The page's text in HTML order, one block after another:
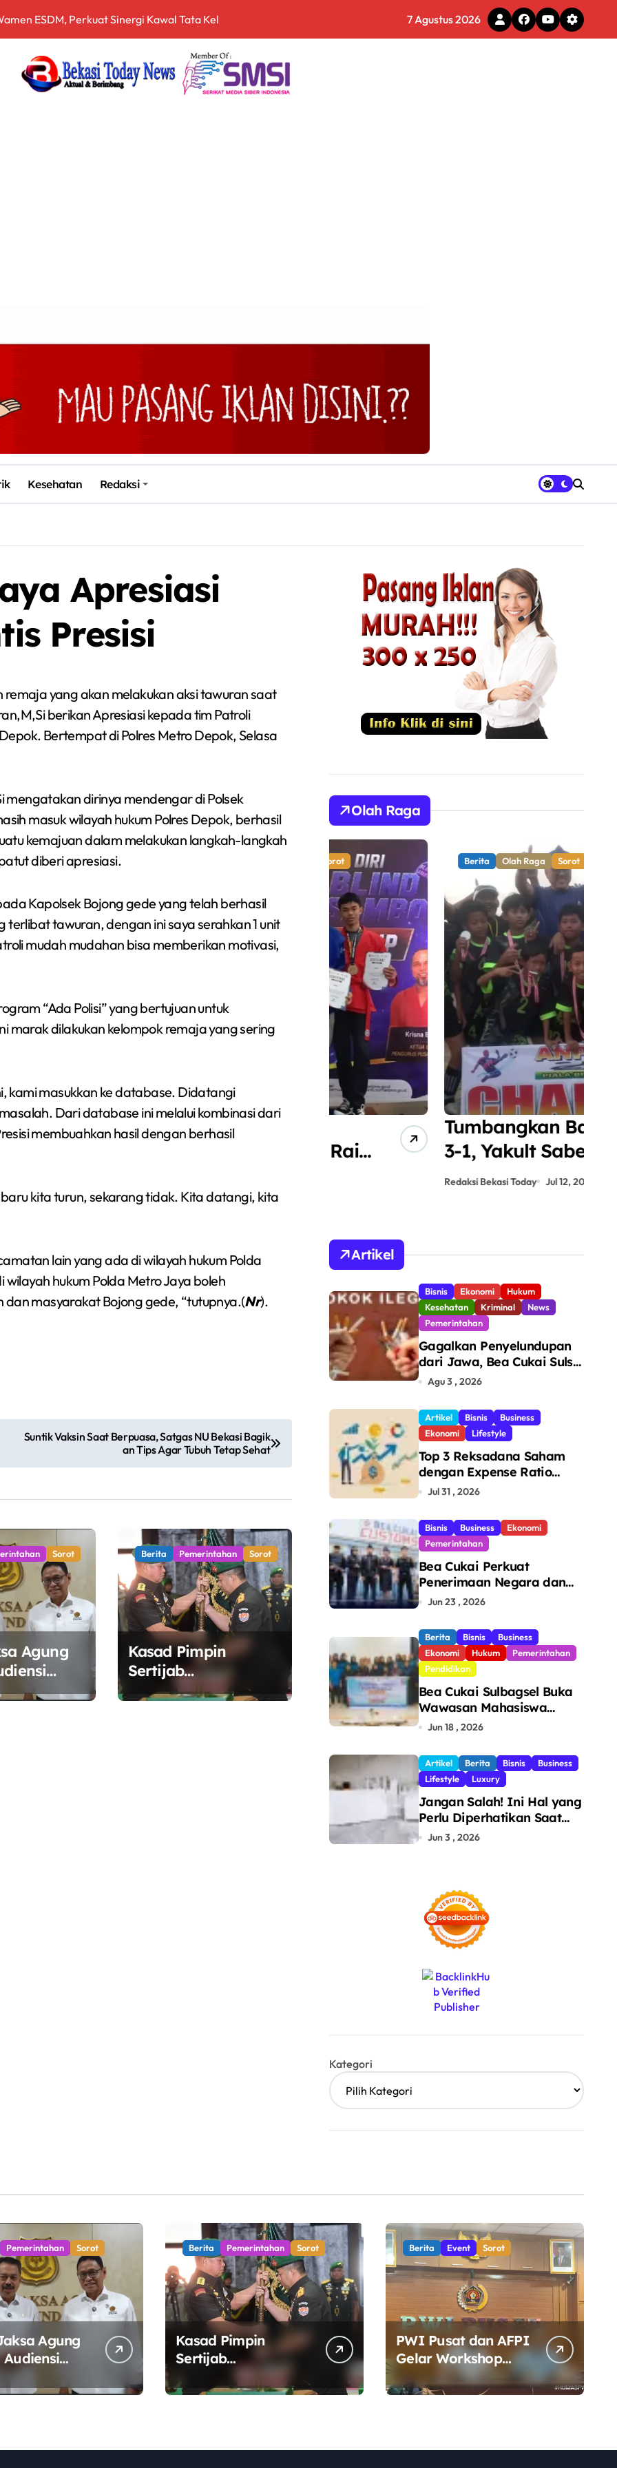
Dansecapaad, Tegaskan Penguatan Organisasi TNI AD yang Adaptif dan Profesional
Dinilai Harus Diusut Lewat Pendekatan TPPU Secara Menyeluruh
7 Agustus 2026
Kesehatan Redaksi
Apresiasi
Presisi
yang akan melakukan aksi tawuran saat
berikan Apresiasi kepada tim Patroli
Bertempat di Polres Metro Depok, Selasa
mengatakan dirinya mendengar di Polsek
masuk wilayah hukum Polres Depok, berhasil
kemajuan dalam melakukan langkah-langkah
diberi apresiasi.
Kapolsek Bojong gede yang telah berhasil
tawuran, dengan ini saya serahkan 1 unit
mudah mudahan bisa memberikan motivasi,
“Ada Polisi” yang bertujuan untuk
dilakukan kelompok remaja yang sering
kami masukkan ke database. Didatangi
Dari database ini melalui kombinasi dari
membuahkan hasil dengan berhasil
kita turun, sekarang tidak. Kita datangi, kita
lain yang ada di wilayah hukum Polda
hukum Polda Metro Jaya boleh
masyarakat Bojong gede, “tutupnya.(Nr).
Suntik Vaksin Saat Berpuasa, Satgas NU Bekasi Bagik
an Tips Agar Tubuh Tetap Sehat
Sorot
Agung
Berita Pemerintahan Sorot
Kasad Pimpin
Sertijab
Danpuspomad dan
Olah Raga
Berita Event
Siswa SMPN 1
Kejuaraan Sambo
Berita Olah Raga
Tumbangkan Bacan
3-1, Yakult Sabet
Jul 12, 2026
Artikel
Bisnis Ekonomi
Hukum
Kesehatan
Kriminal
News
Pemerintahan
Gagalkan Penyelundupan
dari Jawa, Bea Cukai Sulsel
Sita 7,8 Juta Batang Rokok
di Makassar
Agu 3 , 2026
Artikel Bisnis
Business
Ekonomi
Lifestyle
Top 3 Reksadana Saham
dengan Expense Ratio
Terendah
Jul 31 , 2026
Bisnis Business
Ekonomi
Pemerintahan
Bea Cukai Perkuat
Penerimaan Negara dan
Pengawasan, Setor Rp123,8
Jun 23 , 2026
Berita Bisnis
Business
Ekonomi
Hukum
Pemerintahan
Pendidikan
Bea Cukai Sulbagsel Buka
Wawasan Mahasiswa
Politeknik Bosowa tentang
dan Pencegahan Barang
Ilegal
Jun 18 , 2026
Artikel Berita Bisnis
Business
Lifestyle
Luxury
Jangan Salah! Ini Hal yang
Perlu Diperhatikan Saat
Pasang Big Slab
Jun 3 , 2026
Kategori
Pemerintahan Sorot
Agung
Audiensi
ESDM,
Sinergi
Berita Pemerintahan Sorot
Kasad Pimpin
Sertijab
Dansecapaad,
yang Adaptif dan
Berita Event Sorot
PWI Pusat dan AFPI
Gelar Workshop
Jurnalistik, Perkuat
Literasi Keuangan